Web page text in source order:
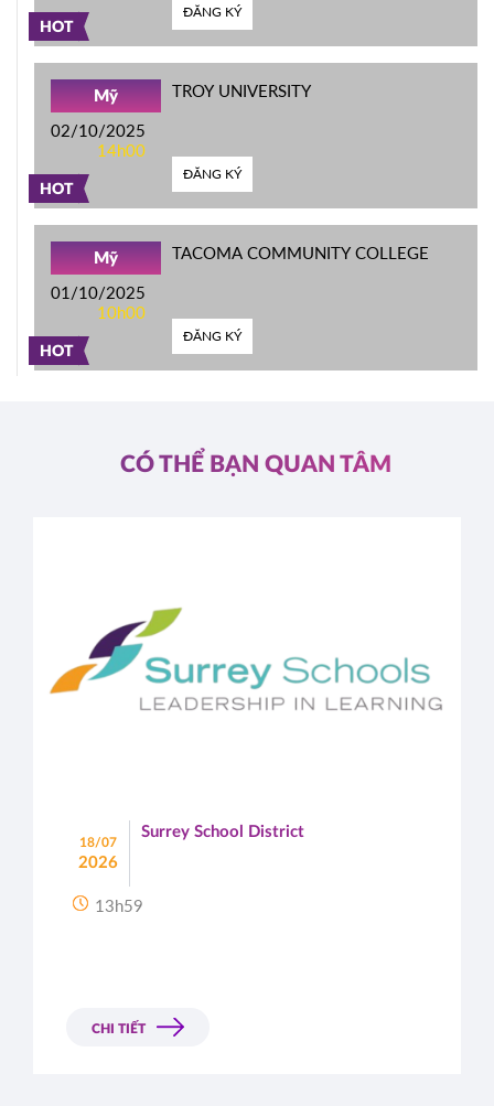
HOT
ĐĂNG KÝ
HOT
Mỹ
02/10/2025
14h00
TROY UNIVERSITY
ĐĂNG KÝ
HOT
Mỹ
01/10/2025
10h00
TACOMA COMMUNITY COLLEGE
ĐĂNG KÝ
CÓ THỂ BẠN QUAN TÂM
18/07
2026
Surrey School District
13h59
CHI TIẾT